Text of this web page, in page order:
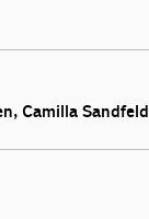
Camilla Sandfeld